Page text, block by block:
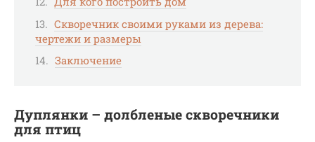
Скворечник своими руками из дерева:
чертежи и размеры
Заключение
Дуплянки – долбленые скворечники
для птиц